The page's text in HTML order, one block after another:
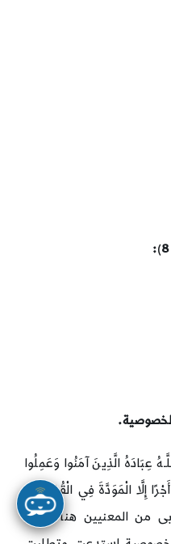
)
:
.
عِبَادَهُ الَّذِينَ آمَنُوا وَعَمِلُوا
إِلَّا الْمَوَدَّةَ فِي الْقُرْبَىٰ ۗ ﴾
من المعنيين هنا وليس